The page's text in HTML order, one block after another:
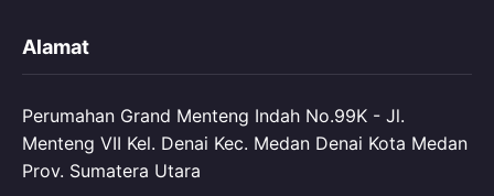
Alamat
Perumahan Grand Menteng Indah No.99K - Jl.
Menteng VII Kel. Denai Kec. Medan Denai Kota Medan
Prov. Sumatera Utara